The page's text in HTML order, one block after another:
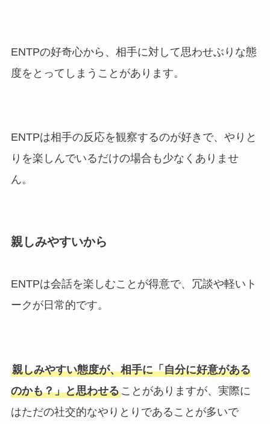
ENTPの好奇心から、相手に対して思わせぶりな態
度をとってしまうことがあります。
ENTPは相手の反応を観察するのが好きで、やりと
りを楽しんでいるだけの場合も少なくありませ
ん。
親しみやすいから
ENTPは会話を楽しむことが得意で、冗談や軽いト
ークが日常的です。
親しみやすい態度が、相手に「自分に好意がある
のかも？」と思わせることがありますが、実際に
はただの社交的なやりとりであることが多いで